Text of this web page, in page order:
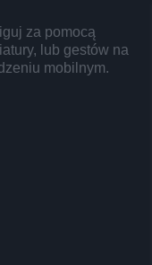
za pomocą
lub gestów na
mobilnym.